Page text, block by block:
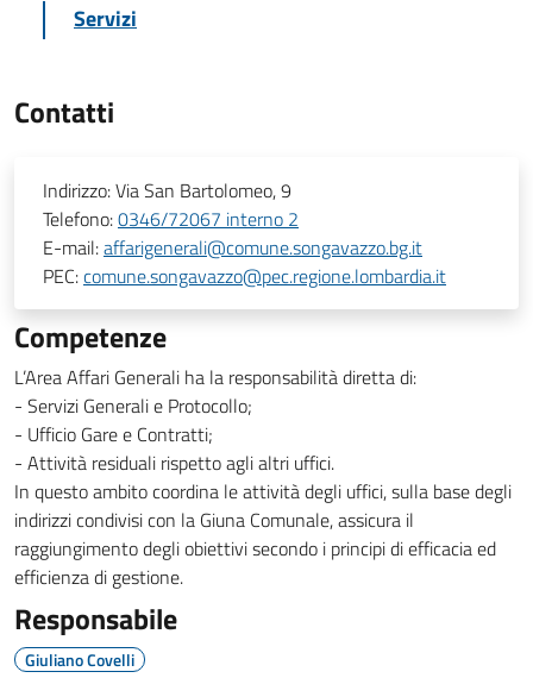
Servizi
Contatti
Indirizzo:Via San Bartolomeo, 9
Telefono:0346/72067 interno 2
E-mail:affarigenerali@comune.songavazzo.bg.it
PEC:comune.songavazzo@pec.regione.lombardia.it
Competenze
L’Area Affari Generali ha la responsabilità diretta di:
- Servizi Generali e Protocollo;
- Ufficio Gare e Contratti;
- Attività residuali rispetto agli altri uffici.
In questo ambito coordina le attività degli uffici, sulla base degli
indirizzi condivisi con la Giuna Comunale, assicura il
raggiungimento degli obiettivi secondo i principi di efficacia ed
efficienza di gestione.
Responsabile
Giuliano Covelli